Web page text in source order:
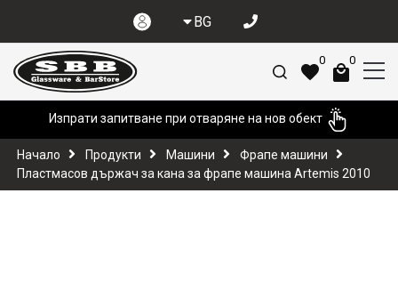
BG
0 0
Изпрати запитване при отваряне на нов обект
Начало Продукти Машини
Фрапе машини
Пластмасов държач за кана за фрапе машина Artemis 2010